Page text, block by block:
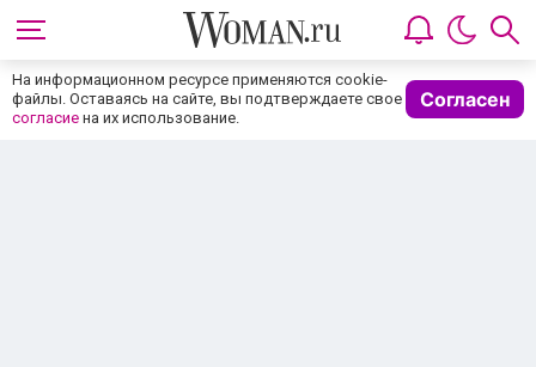
На информационном ресурсе применяются cookie-
файлы. Оставаясь на сайте, вы подтверждаете свое
согласие на их использование.
Согласен